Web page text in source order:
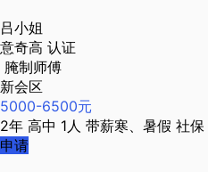
吕小姐
意奇高 认证
腌制师傅
新会区
5000-6500元
2年 高中 1人 带薪寒、暑假 社保
申请